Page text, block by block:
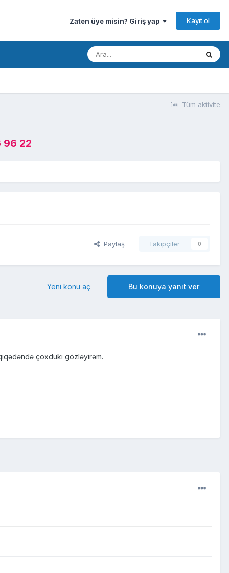
Zaten üye misin? Giriş yap Kayıt ol
Tüm aktivite
96 22
Paylaş Takipçiler 0
Bu konuya yanıt ver
Yeni konu aç
çoxduki gözləyirəm.